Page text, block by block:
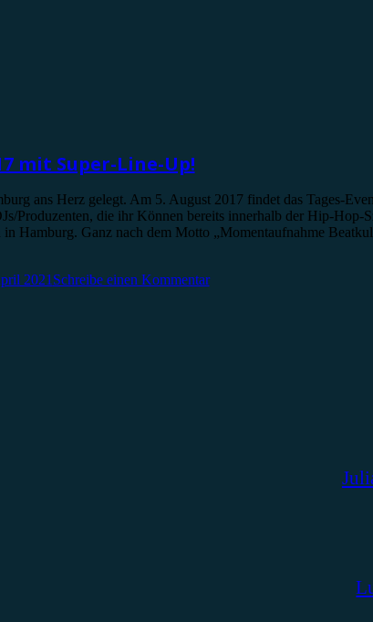
mit Super-Line-Up!
ans Herz gelegt. Am 5. August 2017 findet das Tages-
Produzenten, die ihr Können bereits innerhalb der Hip-Hop-
Hamburg. Ganz nach dem Motto „Momentaufnahme
2021 Schreibe einen Kommentar